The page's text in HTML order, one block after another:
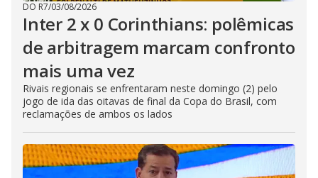
DO R7/03/08/2026
Inter 2 x 0 Corinthians: polêmicas
de arbitragem marcam confronto
mais uma vez
Rivais regionais se enfrentaram neste domingo (2) pelo
jogo de ida das oitavas de final da Copa do Brasil, com
reclamações de ambos os lados